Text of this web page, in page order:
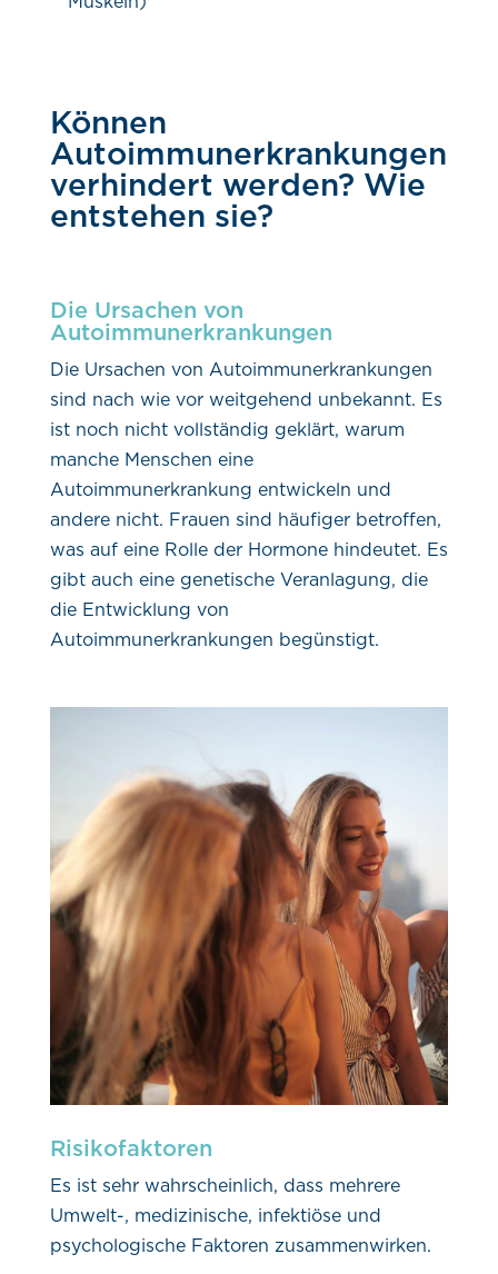
Können
Autoimmunerkrankungen
verhindert werden? Wie
entstehen sie?
Die Ursachen von
Autoimmunerkrankungen
Die Ursachen von Autoimmunerkrankungen
sind nach wie vor weitgehend unbekannt. Es
ist noch nicht vollständig geklärt, warum
manche Menschen eine
Autoimmunerkrankung entwickeln und
andere nicht. Frauen sind häufiger betroffen,
was auf eine Rolle der Hormone hindeutet. Es
gibt auch eine genetische Veranlagung, die
die Entwicklung von
Autoimmunerkrankungen begünstigt.
Risikofaktoren
Es ist sehr wahrscheinlich, dass mehrere
Umwelt-, medizinische, infektiöse und
psychologische Faktoren zusammenwirken.